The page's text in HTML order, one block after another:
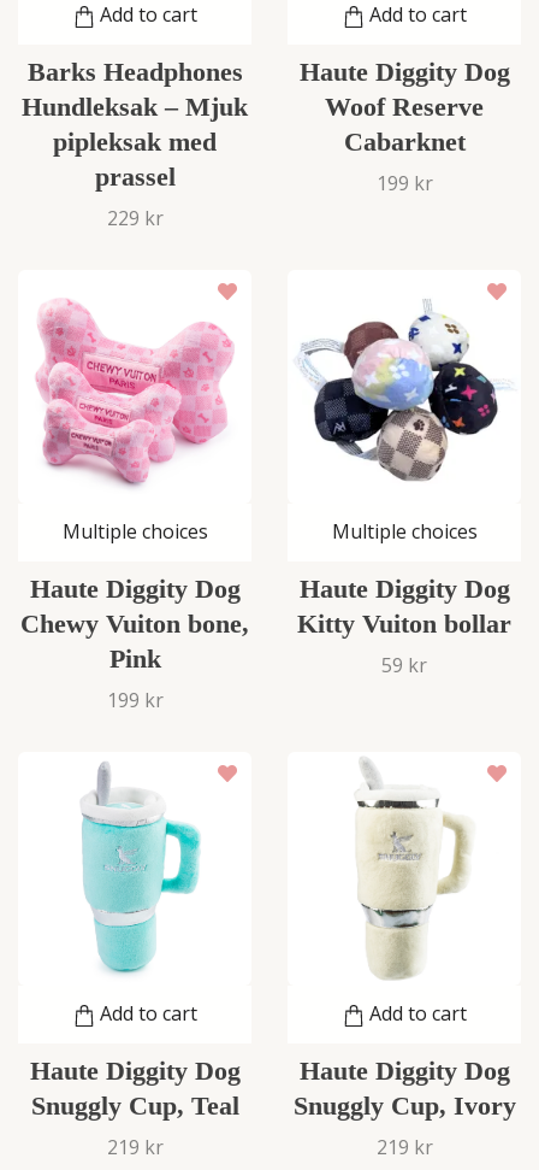
Add to cart
Barks Headphones
Hundleksak – Mjuk
pipleksak med
prassel
229 kr
Add to cart
Haute Diggity Dog
Woof Reserve
Cabarknet
199 kr
Multiple choices
Haute Diggity Dog
Chewy Vuiton bone,
Pink
199 kr
Multiple choices
Haute Diggity Dog
Kitty Vuiton bollar
59 kr
Add to cart
Haute Diggity Dog
Snuggly Cup, Teal
219 kr
Add to cart
Haute Diggity Dog
Snuggly Cup, Ivory
219 kr